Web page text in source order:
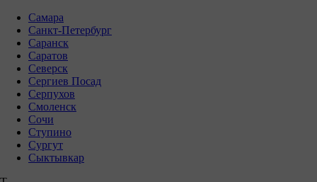
Самара
Санкт-Петербург
Саранск
Саратов
Северск
Сергиев Посад
Серпухов
Смоленск
Сочи
Ступино
Сургут
Сыктывкар